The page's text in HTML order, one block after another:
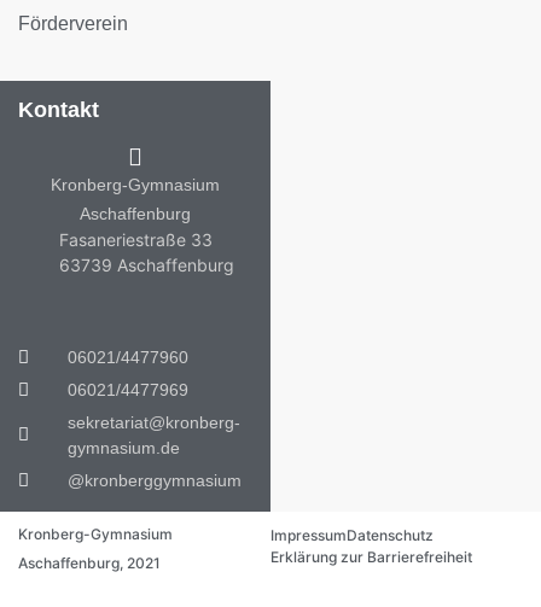
Förderverein
Kontakt
Kronberg-Gymnasium
Aschaffenburg
Fasaneriestraße 33
63739 Aschaffenburg
06021/4477960
06021/4477969
sekretariat@kronberg-
gymnasium.de
@kronberggymnasium
Kronberg-Gymnasium
Aschaffenburg, 2021
ImpressumDatenschutz
Erklärung zur Barrierefreiheit